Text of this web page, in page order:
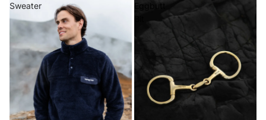
Sweater
Eggbutt